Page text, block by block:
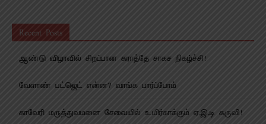
Recent Posts
ஆண்டு விழாவில் சிறப்பான கராத்தே சாகச நிகழ்ச்சி!
வேளாண் பட்ஜெட் என்ன? வாங்க பார்ப்போம்
காவேரி மருத்துவமனை சேவையில் உயிர்காக்கும் ஏ.இ.டி கருவி!